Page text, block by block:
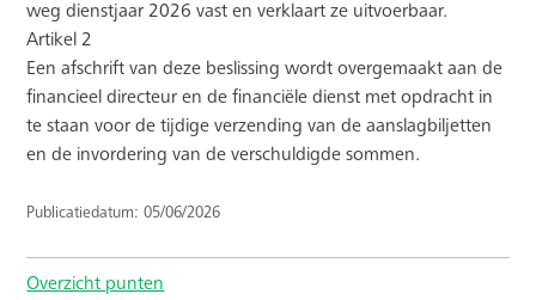
weg dienstjaar 2026 vast en verklaart ze uitvoerbaar.
Artikel 2
Een afschrift van deze beslissing wordt overgemaakt aan de
financieel directeur en de financiële dienst met opdracht in
te staan voor de tijdige verzending van de aanslagbiljetten
en de invordering van de verschuldigde sommen.
Publicatiedatum: 05/06/2026
Overzicht punten